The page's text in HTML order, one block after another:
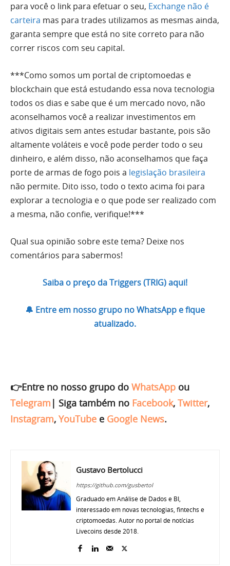
para você o link para efetuar o seu, Exchange não é
carteira mas para trades utilizamos as mesmas ainda,
garanta sempre que está no site correto para não
correr riscos com seu capital.
***Como somos um portal de criptomoedas e
blockchain que está estudando essa nova tecnologia
todos os dias e sabe que é um mercado novo, não
aconselhamos você a realizar investimentos em
ativos digitais sem antes estudar bastante, pois são
altamente voláteis e você pode perder todo o seu
dinheiro, e além disso, não aconselhamos que faça
porte de armas de fogo pois a legislação brasileira
não permite. Dito isso, todo o texto acima foi para
explorar a tecnologia e o que pode ser realizado com
a mesma, não confie, verifique!***
Qual sua opinião sobre este tema? Deixe nos
comentários para sabermos!
Saiba o preço da Triggers (TRIG) aqui!
🔔 Entre em nosso grupo no WhatsApp e fique
atualizado.
👉Entre no nosso grupo do WhatsApp ou
Telegram | Siga também no Facebook, Twitter,
Instagram, YouTube e Google News.
Gustavo Bertolucci
https://github.com/gusbertol
Graduado em Análise de Dados e BI,
interessado em novas tecnologias, fintechs e
criptomoedas. Autor no portal de notícias
Livecoins desde 2018.